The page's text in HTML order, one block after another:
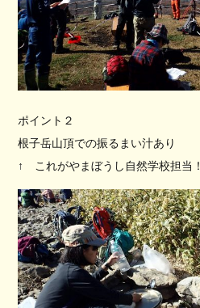
ポイント２
根子岳山頂での振るまい汁あり
↑ これがやまぼうし自然学校担当！